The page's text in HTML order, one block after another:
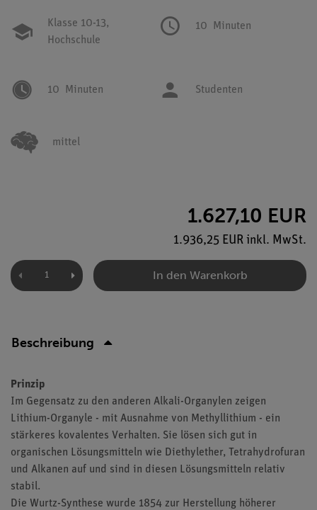
Klasse 10-13,
Hochschule
10 Minuten
10 Minuten Studenten
mittel
1.627,10 EUR
1.936,25 EUR inkl. MwSt.
In den Warenkorb
Beschreibung
Prinzip
Im Gegensatz zu den anderen Alkali-Organylen zeigen
Lithium-Organyle - mit Ausnahme von Methyllithium - ein
stärkeres kovalentes Verhalten. Sie lösen sich gut in
organischen Lösungsmitteln wie Diethylether, Tetrahydrofuran
und Alkanen auf und sind in diesen Lösungsmitteln relativ
stabil.
Die Wurtz-Synthese wurde 1854 zur Herstellung höherer